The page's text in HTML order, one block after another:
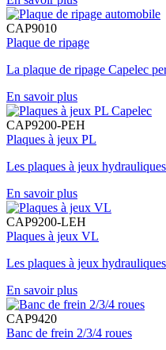
CAP9010
Plaque de ripage
La plaque de ripage Capelec
En savoir plus
CAP9200-PEH
Plaques à jeux PL
Les plaques à jeux
En savoir plus
CAP9200-LEH
Plaques à jeux VL
Les plaques à jeux
En savoir plus
CAP9420
Banc de frein 2/3/4 roues